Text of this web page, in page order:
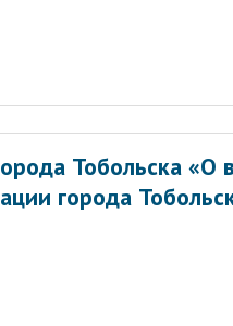
Тобольска «О
города